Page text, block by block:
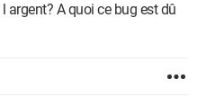
argent? A quoi ce bug est dû